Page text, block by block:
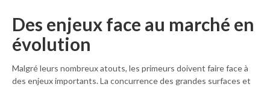
Des enjeux face au marché en
évolution
Malgré leurs nombreux atouts, les primeurs doivent faire face à
des enjeux importants. La concurrence des grandes surfaces et